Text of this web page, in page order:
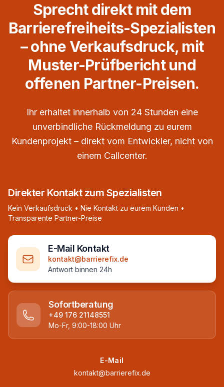
Sprecht direkt mit dem
Barrierefreiheits-Spezialisten
– ohne Verkaufsdruck, mit
Muster-Prüfbericht und
offenen Partner-Preisen.
Ihr erhaltet innerhalb von 24 Stunden eine
unverbindliche Rückmeldung zu eurem
Kundenprojekt – direkt vom Entwickler, nicht von
einem Callcenter.
Direkter Kontakt zum Spezialisten
Kein Verkaufsdruck • Nie Kontakt zu eurem Kunden •
Transparente Partner-Preise
E-Mail Kontakt
kontakt@barrierefix.de
Antwort binnen 24h
Sofortberatung
+49 176 21148551
Mo-Fr, 9:00-18:00 Uhr
E-Mail
kontakt@barrierefix.de